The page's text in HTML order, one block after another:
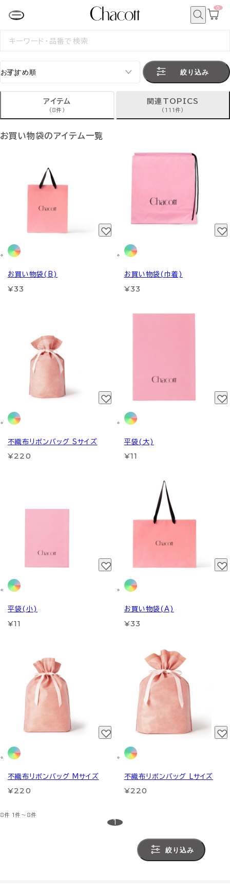
カ
0
検
絞り込み
アイテム
(8件)
関連TOPICS
(111件)
お買い物袋のアイテム一覧
お買い物袋(B)
¥33
お買い物袋(巾着)
¥33
不織布リボンバッグ Sサイズ
¥220
平袋(大)
¥11
平袋(小)
¥11
お買い物袋(A)
¥33
不織布リボンバッグ Mサイズ
¥220
不織布リボンバッグ Lサイズ
¥220
8件 1件～8件
1
絞り込み